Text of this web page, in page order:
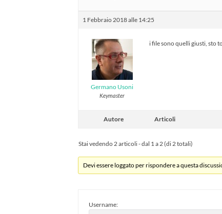
1 Febbraio 2018 alle 14:25
Germano Usoni
Keymaster
i file sono quelli giusti, sto
Autore Articoli
Stai vedendo 2 articoli - dal 1 a 2 (di 2 totali)
Devi essere loggato per rispondere a questa
Username: